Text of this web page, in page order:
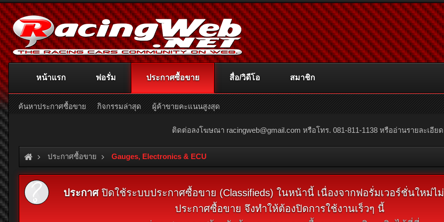
ติดต่อลงโฆษณา racingweb@gmail.com หรือโทร. 081-811-1138 หรืออ่านรายละเอีย
ประกาศซื้อขาย Gauges, Electronics & ECU
ประกาศปิดใช้ระบบประกาศซื้อขาย (Classifieds) ในหน้านี้ เนื่องจากฟอรั่มเวอร์ชั่นใหม่ไ
ประกาศซื้อขาย จึงทำให้ต้องปิดการใช้งานเร็วๆ นี้
หน้าแรก ฟอรั่ม ประกาศซื้อขาย
ค้นหาประกาศซื้อขาย กิจกรรมล่าสุด ผู้ค้าขายคะแนนสูงสุด
สื่อ/วิดีโอ สมาชิก